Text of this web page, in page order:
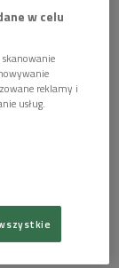
Foto:
rozmawialiśmy
"Mit
w celu
reklamy i
usług.